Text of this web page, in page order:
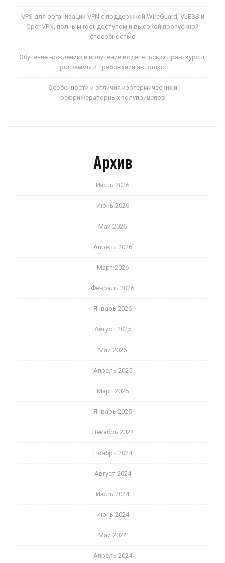
VPS для организации VPN с поддержкой WireGuard, VLESS и
OpenVPN, полным root-доступом и высокой пропускной
способностью
Обучение вождению и получение водительских прав: курсы,
программы и требования автошкол
Особенности и отличия изотермических и
рефрижераторных полуприцепов
Архив
Июль 2026
Июнь 2026
Май 2026
Апрель 2026
Март 2026
Февраль 2026
Январь 2026
Август 2025
Май 2025
Апрель 2025
Март 2025
Январь 2025
Декабрь 2024
Ноябрь 2024
Август 2024
Июль 2024
Июнь 2024
Май 2024
Апрель 2024